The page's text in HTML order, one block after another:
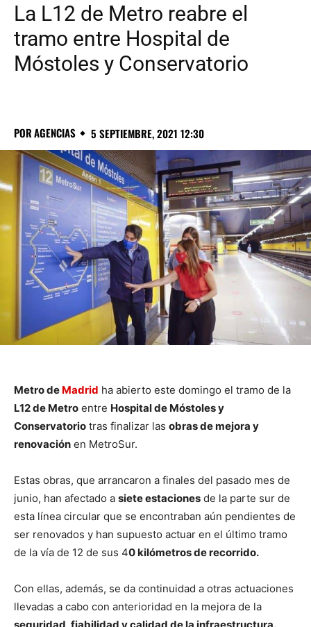
La L12 de Metro reabre el
tramo entre Hospital de
Móstoles y Conservatorio
PORAGENCIAS 5 SEPTIEMBRE, 2021 12:30
Metro de Madrid ha abierto este domingo el tramo de la
L12 de Metro entre Hospital de Móstoles y
Conservatorio tras finalizar las obras de mejora y
renovación en MetroSur.
Estas obras, que arrancaron a finales del pasado mes de
junio, han afectado a siete estaciones de la parte sur de
esta línea circular que se encontraban aún pendientes de
ser renovados y han supuesto actuar en el último tramo
de la vía de 12 de sus 40 kilómetros de recorrido.
Con ellas, además, se da continuidad a otras actuaciones
llevadas a cabo con anterioridad en la mejora de la